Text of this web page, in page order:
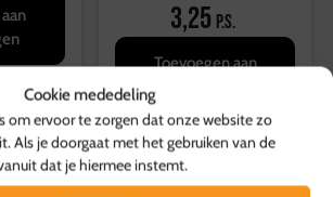
Cookie mededeling
om ervoor te zorgen dat onze website zo
Als je doorgaat met het gebruiken van de
dat je hiermee instemt.
3,25 p.s.
Toevoegen aan